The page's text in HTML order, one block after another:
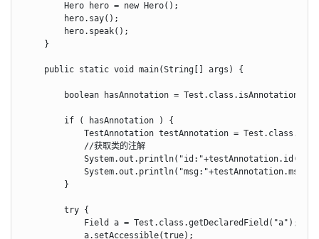
        Hero hero = new Hero();
        hero.say();
        hero.speak();
    }
    public static void main(String[] args) {
boolean hasAnnotation =
        if ( hasAnnotation ) {
TestAnnotation testAnnotation =
            //获取类的注解
            System.out.println("id:"+testAnnotation.id());
        }
        try {
            Field a = Test.class.getDeclaredField("a");
            a.setAccessible(true);